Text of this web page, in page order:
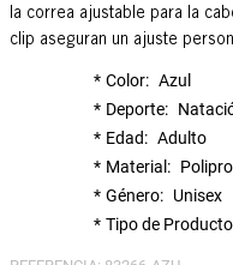
la correa ajustable para la
clip aseguran un ajuste
Color
Azul
Deporte
Edad
Adulto
Material
Género
Unisex
Tipo de Producto